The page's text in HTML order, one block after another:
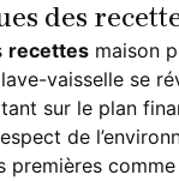
des
recettes maison
vaisselle se
sur le plan
de
premières